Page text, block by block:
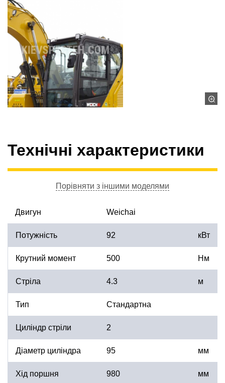
Технічні характеристики
Порівняти з іншими моделями
Двигун Weichai
Потужність 92 кВт
Крутний момент 500 Нм
Стріла 4.3 м
Тип Стандартна
Циліндр стріли 2
Діаметр циліндра 95 мм
Хід поршня 980 мм